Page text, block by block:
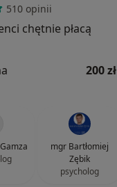
510 opinii
chętnie płacą
200 zł
mgr Bartłomiej
Zębik
psycholog